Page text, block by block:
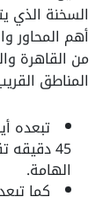
السخنة الذي
أهم المحاور
من القاهرة
المناطق
تبعده
45
الهامة.